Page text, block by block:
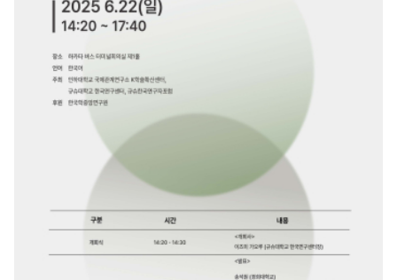
한국학이 지속 가능하게 발전하기 위해서는 한국과 필리핀 양국 학계 간의 공동연구
프로젝트와 장기적 지원 체계가 마련되어야 한다는 데 의견을 모았다. 이번 워크숍의
과학적 한국학 연구의 심화 ▲학제 간 접근 확대 ▲국제 공동연구 네트워크 강화 ▲현
지 대학·연구소와의 지속적인 협력 추진 등 구체적인 발전 방향을 공유하였다. 이번
워크숍은 한류 열풍이 강하게 자리 잡은 필리핀에서 한국학, 특히 사회과학적 한국학
이 어떻게 발전해 나가야 하는지를 집중적으로 탐구하는 뜻깊은 자리였다. 참석자들은
필리핀 내 한국학 연구가 보다 학문적으로 체계화되고 국제적으로 확산될 수 있도록
양 기관이 긴밀히 협력해 나갈 것을 다짐하며 행사를 마무리하였다.